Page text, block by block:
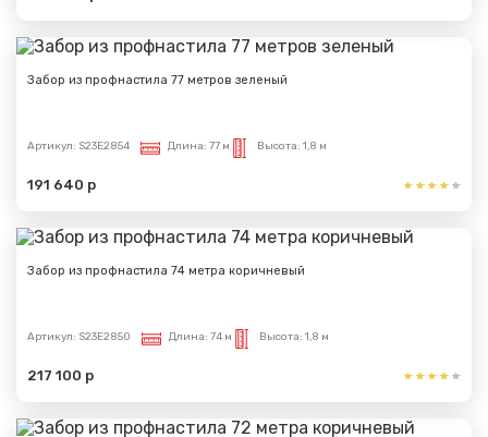
Забор из профнастила 77 метров зеленый
Артикул: S23E2854 Длина: 77 м Высота: 1,8 м
191 640 р
Забор из профнастила 74 метра коричневый
Артикул: S23E2850 Длина: 74 м Высота: 1,8 м
217 100 р